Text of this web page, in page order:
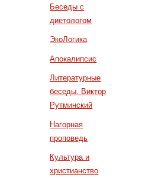
Беседы с
диетологом
ЭкоЛогика
Апокалипсис
Литературные
беседы. Виктор
Рутминский
Нагорная
проповедь
Культура и
христианство